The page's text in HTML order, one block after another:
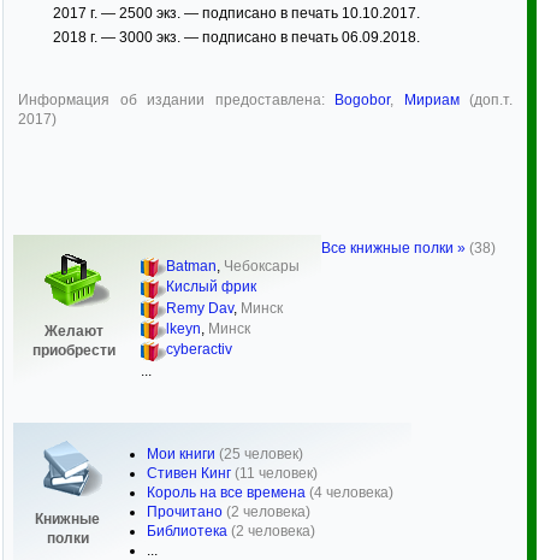
2017 г. — 2500 экз. — подписано в печать 10.10.2017.
2018 г. — 3000 экз. — подписано в печать 06.09.2018.
Информация об издании предоставлена: Bogobor, Мириам(доп.т.
2017)
Желают
приобрести
Batman, Чебоксары
Кислый фрик
Remy Dav, Минск
lkeyn, Минск
cyberactiv
Книжные
полки
Мои книги (25 человек)
Стивен Кинг (11 человек)
Король на все времена (4 человека)
Прочитано (2 человека)
Библиотека (2 человека)
...
Все книжные полки » (38)